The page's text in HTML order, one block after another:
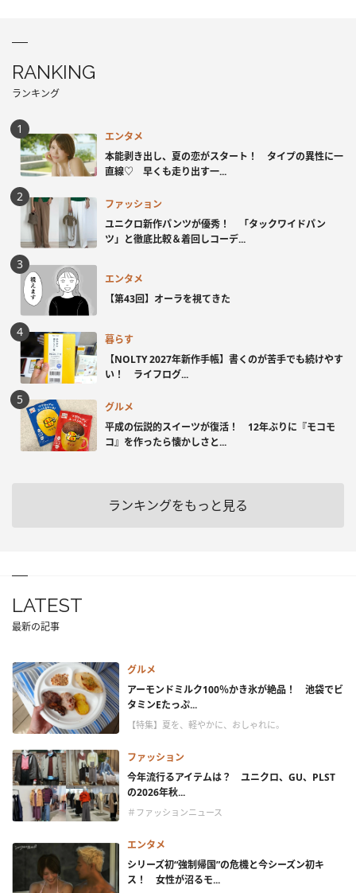
RANKING
ランキング
エンタメ
本能剥き出し、夏の恋がスタート！ タイプの異性に一
直線♡ 早くも走り出す一...
ファッション
ユニクロ新作パンツが優秀！ 「タックワイドパン
ツ」と徹底比較＆着回しコーデ...
エンタメ
【第43回】オーラを視てきた
暮らす
【NOLTY 2027年新作手帳】書くのが苦手でも続けやす
い！ ライフログ...
グルメ
平成の伝説的スイーツが復活！ 12年ぶりに『モコモ
コ』を作ったら懐かしさと...
ランキングをもっと見る
LATEST
最新の記事
グルメ
アーモンドミルク100％かき氷が絶品！ 池袋でビ
タミンEたっぷ...
【特集】夏を、軽やかに、おしゃれに。
ファッション
今年流行るアイテムは？ ユニクロ、GU、PLST
の2026年秋...
＃ファッションニュース
エンタメ
シリーズ初“強制帰国”の危機と今シーズン初キ
ス！ 女性が沼るモ...